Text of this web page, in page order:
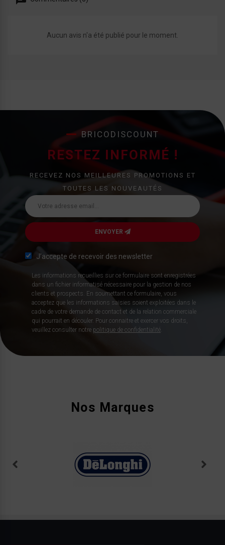
Aucun avis n'a été publié pour le moment.
BRICODISCOUNT
RESTEZ INFORMÉ !
RECEVEZ NOS MEILLEURES PROMOTIONS ET
TOUTES LES NOUVEAUTÉS
ENVOYER
J’accepte de recevoir des newsletter
Les informations recueillies sur ce formulaire sont enregistrées
dans un fichier informatisé nécessaire pour la gestion de nos
clients et prospects. En soumettant ce formulaire, vous
acceptez que les informations saisies soient exploitées dans le
cadre de votre demande de contact et de la relation commerciale
qui pourrait en découler. Pour connaitre et exercer vos droits,
veuillez consulter notre politique de confidentialité
Nos Marques